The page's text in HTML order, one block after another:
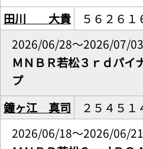
田川 大貴
５６２６１
2026/06/28～2026/07/03
ＭＮＢＲ若松３ｒｄパイ
プ
鐘ヶ江 真司
２５４５１
2026/06/18～2026/06/21